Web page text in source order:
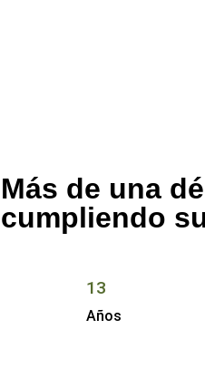
Más de una
cumpliendo
13
Años